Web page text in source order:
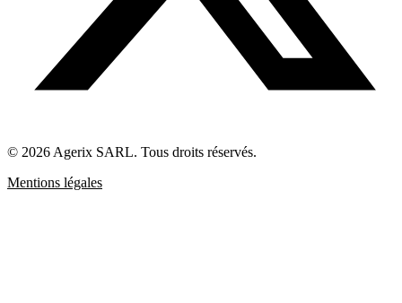
© 2026 Agerix SARL. Tous droits réservés.
Mentions légales